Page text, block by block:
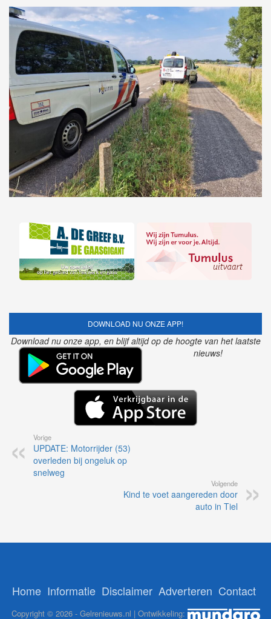
DOWNLOAD NU ONZE APP!
Download nu onze app, en blijf altijd op de hoogte van het laatste
nieuws!
Vorige
UPDATE: Motorrijder (53)
overleden bij ongeluk op
snelweg
Volgende
Kind te voet aangereden door
auto in Tiel
Home Informatie Disclaimer Adverteren Contact
Copyright © 2026 - Gelrenieuws.nl | Ontwikkeling: